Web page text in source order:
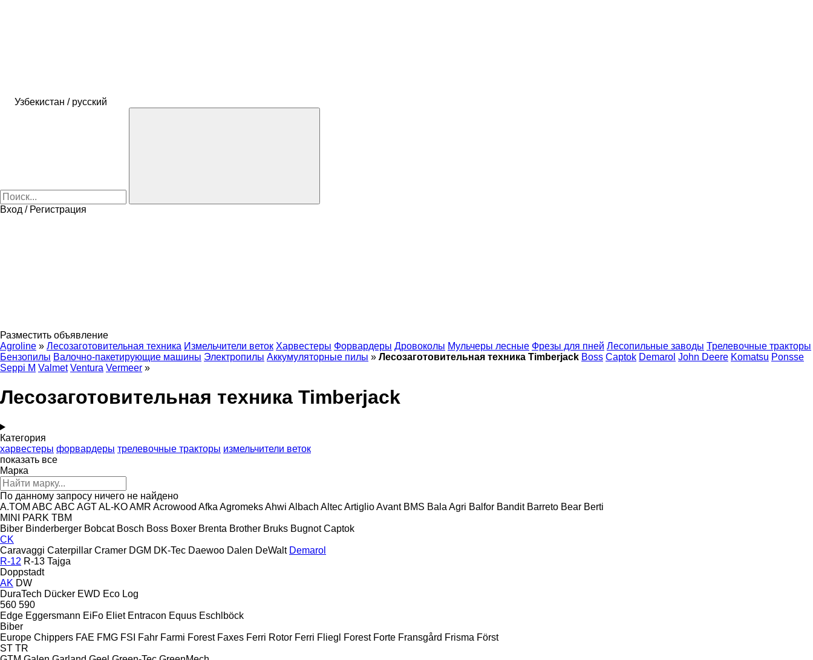
Узбекистан / русский
Вход / Регистрация
Разместить объявление
Agroline » Лесозаготовительная техника Измельчители веток Харвестеры Форвардеры Дровоколы Мульчеры лесные Фрезы для пней Лесопильные заводы Трелевочные тракторы
Бензопилы Валочно-пакетирующие машины Электропилы Аккумуляторные пилы » Лесозаготовительная техника Timberjack Boss Captok Demarol John Deere Komatsu Ponsse
Seppi M Valmet Ventura Vermeer »
Лесозаготовительная техника Timberjack
Категория
харвестеры форвардеры трелевочные тракторы измельчители веток
показать все
Марка
По данному запросу ничего не найдено
A.TOM ABC ABC AGTAL-KOAMR Acrowood Afka AgromeksAhwi Albach AltecArtiglioAvant BMS Bala Agri Balfor Bandit Barreto Bear Berti
MINI
PARK TBM
Biber Binderberger Bobcat Bosch Boss Boxer Brenta Brother Bruks Bugnot Captok
CK
Caravaggi Caterpillar Cramer DGM DK-Tec Daewoo Dalen DeWalt Demarol
R-12 R-13 Tajga
Doppstadt
AK DW
DuraTech Dücker EWD Eco Log
560 590
Edge Eggersmann EiFo Eliet Entracon Equus Eschlböck
Biber
Europe Chippers FAE FMG FSI Fahr Farmi Forest Faxes Ferri Rotor Ferri Fliegl Forest Forte Fransgård Frisma Först
ST TR